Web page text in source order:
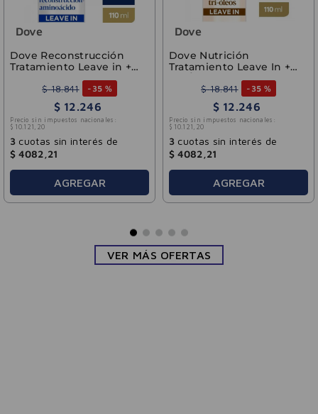
Dove
Dove Reconstrucción
Tratamiento Leave in +
Aminoácidos 110ml
$ 18.841 - 35 %
$ 12.246
Precio sin impuestos nacionales:
$ 10.121 , 20
3 cuotas sin interés de
$ 4082 21
AGREGAR
Dove
Dove Nutrición
Tratamiento Leave In +
Tri-Óleos 110 ml
$ 18.841 - 35 %
$ 12.246
Precio sin impuestos nacionales:
$ 10.121 , 20
3 cuotas sin interés de
$ 4082 21
AGREGAR
VER MÁS OFERTAS